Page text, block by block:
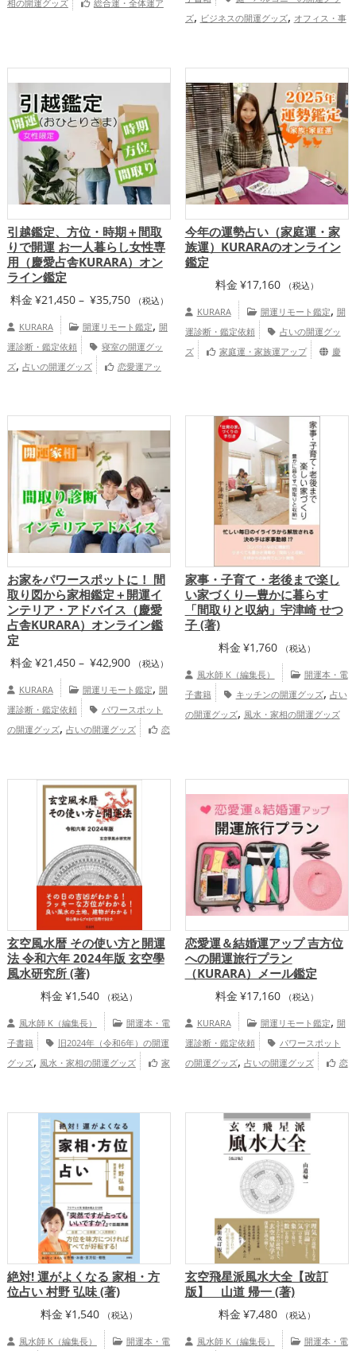
相の開運グッズ
総合運・全体運ア
ズ, ビジネスの開運グッズ, オフィス・事
ップ,総合運・全体運アップ
引越鑑定、方位・時期＋間取
りで開運 お一人暮らし女性専
用（慶愛占舎KURARA）オン
ライン鑑定
料金 ¥21,450 – ¥35,750価（税込）
KURARA 開運リモート鑑定, 開
運診断・鑑定依頼
寝室の開運グッ
ズ, 占いの開運グッズ
恋愛運アッ
今年の運勢占い（家庭運・家
族運）KURARAのオンライン
鑑定
料金 ¥17,160 （税込）
KURARA 開運リモート鑑定, 開
運診断・鑑定依頼
占いの開運グッ
ズ
家庭運・家族運アップ
慶
お家をパワースポットに！ 間
取り図から家相鑑定＋開運イ
ンテリア・アドバイス（慶愛
占舎KURARA）オンライン鑑
定
料金 ¥21,450 – ¥42,900価
¥21,450
（税込）
KURARA 開運リモート鑑定, 開
運診断・鑑定依頼
パワースポット
の開運グッズ, 占いの開運グッズ
恋
族運アップ,総合運・全体運アップ
慶愛占舎KURARAの個人向け鑑定
家事・子育て・老後まで楽し
い家づくり―豊かに暮らす
「間取りと収納」宇津崎 せつ
子 (著)
料金 ¥1,760 （税込）
風水師 K（編集長）
開運本・電
子書籍
キッチンの開運グッズ, 占い
の開運グッズ, 風水・家相の開運グッズ
玄空風水暦 その使い方と開運
法 令和六年 2024年版 玄空學
風水研究所 (著)
料金 ¥1,540 （税込）
風水師 K（編集長）
開運本・電
子書籍
旧2024年（令和6年）の開運
グッズ, 風水・家相の開運グッズ
家
恋愛運＆結婚運アップ 吉方位
への開運旅行プラン
（KURARA）メール鑑定
料金 ¥17,160 （税込）
KURARA 開運リモート鑑定, 開
運診断・鑑定依頼
パワースポット
の開運グッズ, 占いの開運グッズ
恋
絶対! 運がよくなる 家相・方
位占い 村野 弘味 (著)
料金 ¥1,540 （税込）
風水師 K（編集長）
開運本・電
玄空飛星派風水大全【改訂
版】 山道 帰一 (著)
料金 ¥7,480 （税込）
風水師 K（編集長）
開運本・電